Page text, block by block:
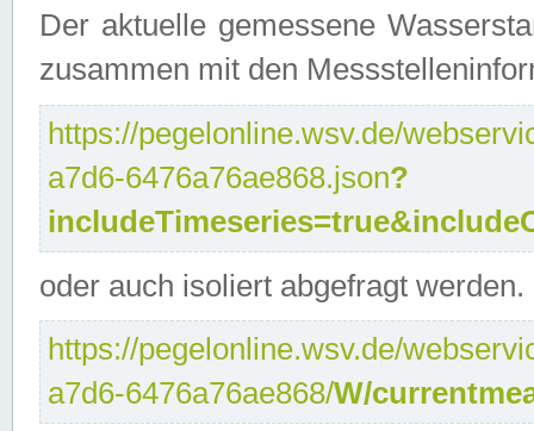
Der aktuelle gemessene
zusammen mit den
https://pegelonline.wsv.de/
a7d6-6476a76ae868.json?
oder auch isoliert abgefragt werden.
https://pegelonline.wsv.de/
a7d6-6476a76ae868/W/